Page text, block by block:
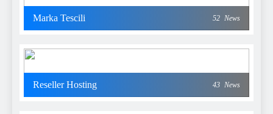
Marka Tescili 52 News
Reseller Hosting 43 News